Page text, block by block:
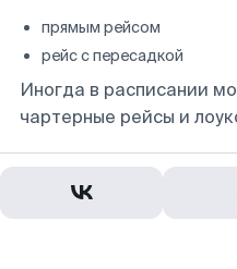
прямым рейсом
рейс с пересадкой
Иногда в расписании
чартерные рейсы и